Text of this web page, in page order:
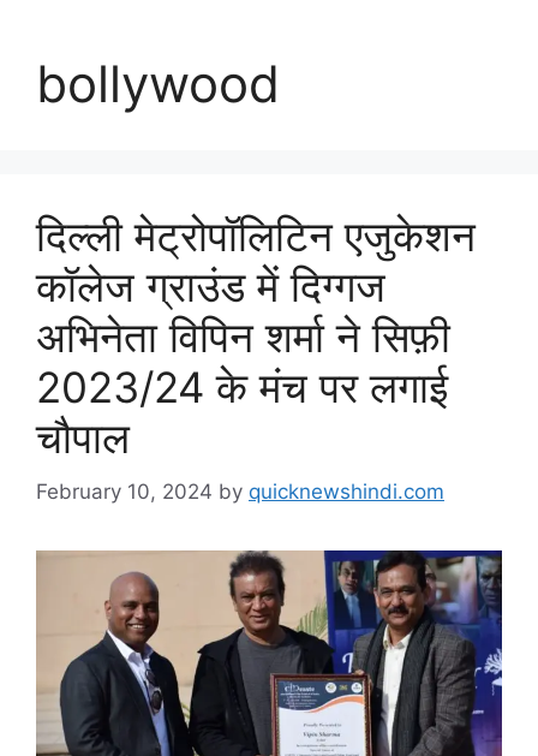
bollywood
दिल्ली मेट्रोपॉलिटिन एजुकेशन
कॉलेज ग्राउंड में दिग्गज
अभिनेता विपिन शर्मा ने सिफ़ी
2023/24 के मंच पर लगाई
चौपाल
February 10, 2024 by quicknewshindi.com